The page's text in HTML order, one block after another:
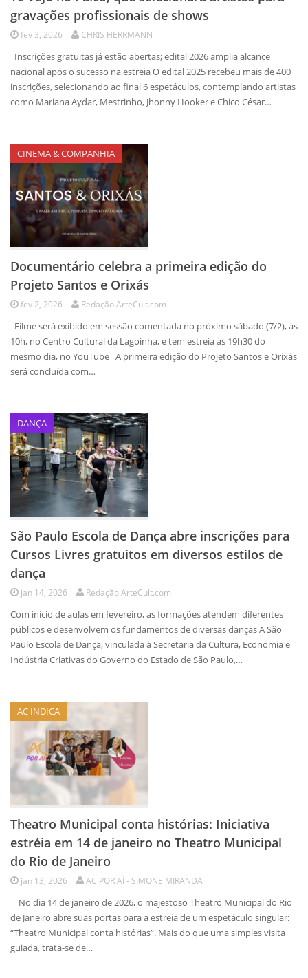
gravações profissionais de shows
fev 3, 2026 CHRIS HERRMANN
Inscrições gratuitas já estão abertas; edital 2026 amplia alcance
nacional após o sucesso na estreia O edital 2025 recebeu mais de 400
inscrições, selecionando ao final 6 espetáculos, contemplando artistas
como Mariana Aydar, Mestrinho, Jhonny Hooker e Chico César…
CINEMA & COMPANHIA
Documentário celebra a primeira edição do
Projeto Santos e Orixás
fev 2, 2026 Redação ArteCult.com
Filme será exibido em sessão comentada no próximo sábado (7/2), às
10h, no Centro Cultural da Lagoinha, e tem estreia às 19h30 do
mesmo dia, no YouTube A primeira edição do Projeto Santos e Orixás
será concluída com…
DANÇA
São Paulo Escola de Dança abre inscrições para
Cursos Livres gratuitos em diversos estilos de
dança
jan 14, 2026 Redação ArteCult.com
Com início de aulas em fevereiro, as formações atendem diferentes
públicos e desenvolvem os fundamentos de diversas danças A São
Paulo Escola de Dança, vinculada à Secretaria da Cultura, Economia e
Indústria Criativas do Governo do Estado de São Paulo,…
AC INDICA
Theatro Municipal conta histórias: Iniciativa
estréia em 14 de janeiro no Theatro Municipal
do Rio de Janeiro
jan 13, 2026 AC POR AÍ - SIMONE MIRANDA
No dia 14 de janeiro de 2026, o majestoso Theatro Municipal do Rio
de Janeiro abre suas portas para a estreia de um espetáculo singular:
“Theatro Municipal conta histórias”. Mais do que uma simples visita
guiada, trata-se de…